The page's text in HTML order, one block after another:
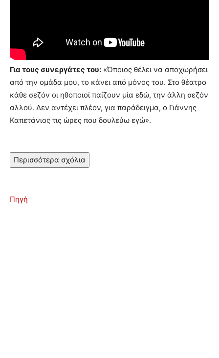
Για τους συνεργάτες του: «Όποιος θέλει να αποχωρήσει
από την ομάδα μου, το κάνει από μόνος του. Στο θέατρο
κάθε σεζόν οι ηθοποιοί παίζουν μία εδώ, την άλλη σεζόν
αλλού. Δεν αντέχει πλέον, για παράδειγμα, ο Γιάννης
Καπετάνιος τις ώρες που δουλεύω εγώ».
Περισσότερα σχόλια
Πηγή